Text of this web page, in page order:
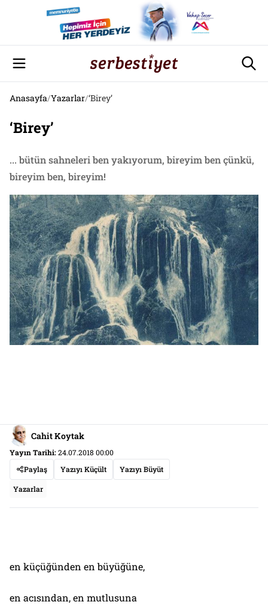
Anasayfa/Yazarlar/‘Birey’
‘Birey’
... bütün sahneleri ben yakıyorum, bireyim ben çünkü,
bireyim ben, bireyim!
Cahit Koytak
Yayın Tarihi:24.07.2018 00:00
Paylaş
Yazıyı Küçült Yazıyı Büyüt
Yazarlar
en küçüğünden en büyüğüne,
en acısından, en mutlusuna